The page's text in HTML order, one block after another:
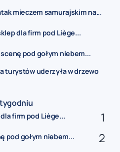
mieczem samurajskim na...
dla firm pod Liège...
pod gołym niebem...
turystów uderzyła w drzewo
firm pod Liège...
pod gołym niebem...